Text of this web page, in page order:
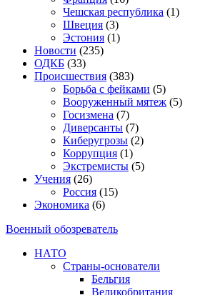
Чешская республика (1)
Швеция (3)
Эстония (1)
Новости (235)
ОДКБ (33)
Происшествия (383)
Борьба с фейками (5)
Вооруженный мятеж (5)
Госизмена (7)
Диверсанты (7)
Киберугрозы (2)
Коррупция (1)
Экстремисты (5)
Учения (26)
Россия (15)
Экономика (6)
Военный обозреватель
НАТО
Страны-основатели
Бельгия
Великобритания